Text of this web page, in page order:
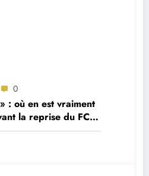
0
: où en est vraiment
la reprise du FC